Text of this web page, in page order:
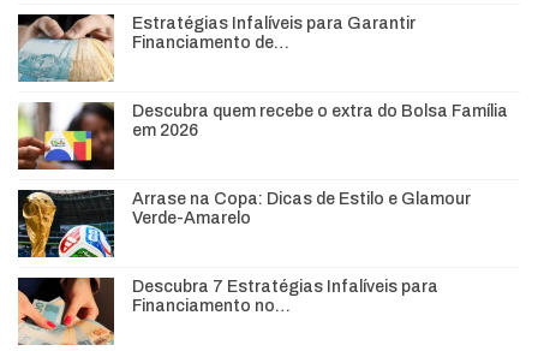
Estratégias Infalíveis para Garantir
Financiamento de…
Descubra quem recebe o extra do Bolsa Família
em 2026
Arrase na Copa: Dicas de Estilo e Glamour
Verde-Amarelo
Descubra 7 Estratégias Infalíveis para
Financiamento no…